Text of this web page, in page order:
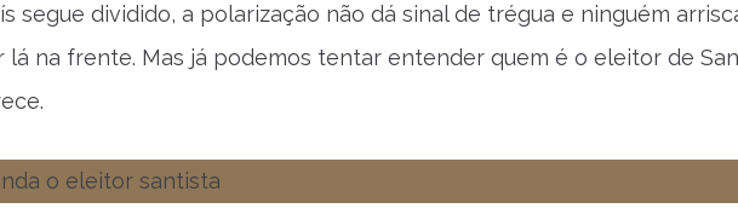
segue dividido, a polarização não dá sinal de trégua e ninguém
na frente. Mas já podemos tentar entender quem é o eleitor de